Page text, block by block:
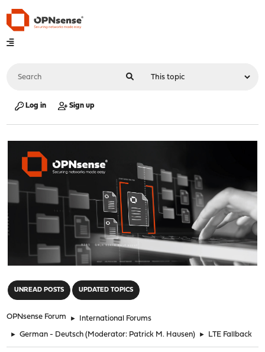
Log in Sign up
UNREAD POSTS UPDATED TOPICS
OPNsense Forum ► International Forums
► German - Deutsch (Moderator: Patrick M. Hausen) ► LTE Fallback